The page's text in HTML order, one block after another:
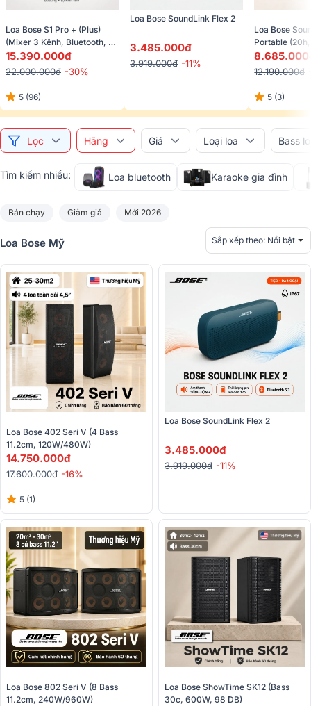
Loa Bose S1 Pro + (Plus)
(Mixer 3 Kênh, Bluetooth,
AUX, All-In-One)
15.390.000đ
22.000.000đ -30%
5 (96)
Loa Bose SoundLink Flex 2
3.485.000đ
3.919.000đ -11%
Loa Bose
Portable
5.4)
12.190.000đ
5 (3)
Lọc Hãng Giá Loại loa Bass
Tìm kiếm nhiều: Loa bluetooth Karaoke gia đình
Bán chạy Giảm giá Mới 2026
Loa Bose Mỹ Sắp xếp theo: Nổi bật
Loa Bose 402 Seri V (4 Bass
11.2cm, 120W/480W)
14.750.000đ
17.600.000đ -16%
5 (1)
Loa Bose SoundLink Flex 2
3.485.000đ
3.919.000đ -11%
Loa Bose 802 Seri V (8 Bass
11.2cm, 240W/960W)
Loa Bose ShowTime SK12 (Bass
30c, 600W, 98 DB)